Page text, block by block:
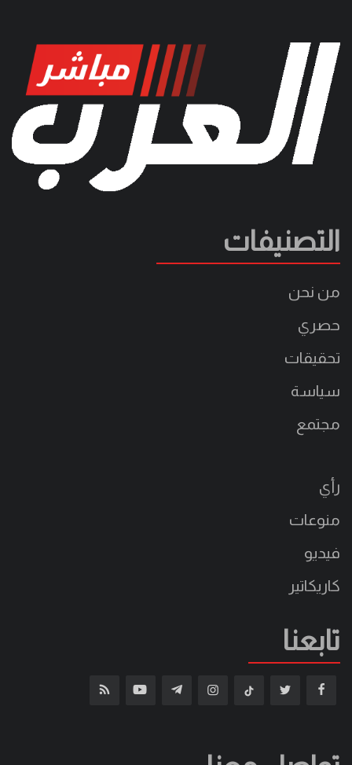
التصنيفات
من نحن
حصري
تحقيقات
سياسة
مجتمع
رأي
منوعات
فيديو
كاريكاتير
تابعنا